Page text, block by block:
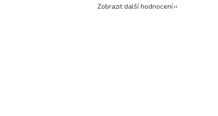
Zobrazit další hodnocení